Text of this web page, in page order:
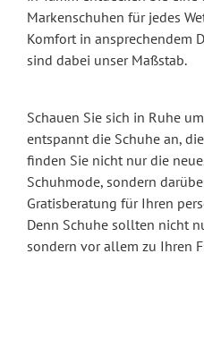
Markenschuhen für jedes
Komfort in ansprechendem
sind dabei unser Maßstab.
Schauen Sie sich in Ruhe
entspannt die Schuhe an,
finden Sie nicht nur die
Schuhmode, sondern
Gratisberatung für Ihren
Denn Schuhe sollten nicht
sondern vor allem zu Ihren